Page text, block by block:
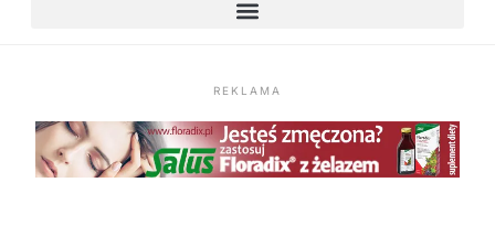
REKLAMA